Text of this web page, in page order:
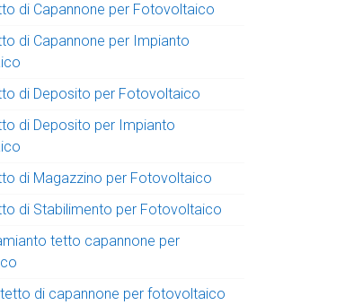
di Capannone per Fotovoltaico
di Capannone per Impianto
di Deposito per Fotovoltaico
di Deposito per Impianto
di Magazzino per Fotovoltaico
di Stabilimento per Fotovoltaico
tetto capannone per
di capannone per fotovoltaico